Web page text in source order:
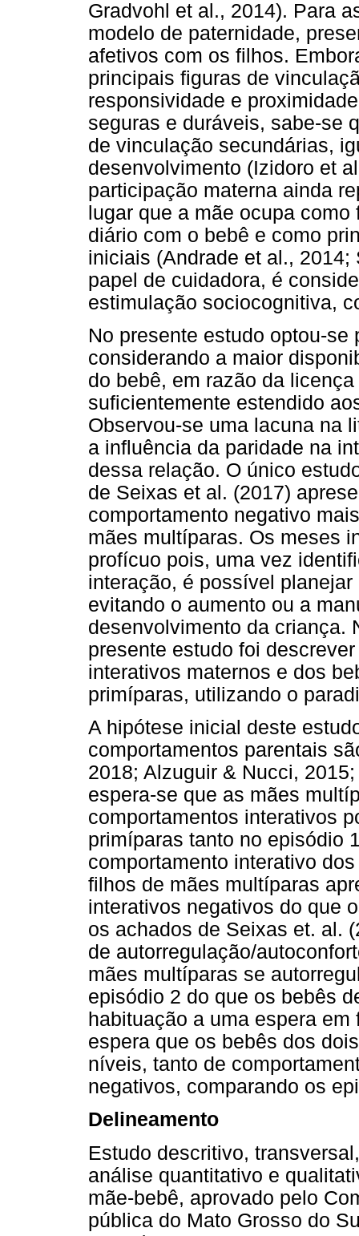
Gradvohl et al., 2014). Para
modelo de paternidade,
afetivos com os filhos.
principais figuras de
responsividade e
seguras e duráveis, sabe-se
de vinculação secundárias,
desenvolvimento (Izidoro et
participação materna ainda
lugar que a mãe ocupa
diário com o bebê e como
iniciais (Andrade et al.,
papel de cuidadora, é
estimulação sociocognitiva,
No presente estudo optou-
considerando a maior
do bebê, em razão da
suficientemente estendido
Observou-se uma lacuna na
a influência da paridade na
dessa relação. O único
de Seixas et al. (2017)
comportamento negativo
mães multíparas. Os meses
profícuo pois, uma vez
interação, é possível
evitando o aumento ou a
desenvolvimento da criança.
presente estudo foi
interativos maternos e dos
primíparas, utilizando o
A hipótese inicial deste
comportamentos parentais
2018; Alzuguir & Nucci,
espera-se que as mães
comportamentos interativos
primíparas tanto no episódio
comportamento interativo
filhos de mães multíparas
interativos negativos do que
os achados de Seixas et. al.
de autorregulação/
mães multíparas se
episódio 2 do que os bebês
habituação a uma espera
espera que os bebês dos
níveis, tanto de
negativos, comparando os
Delineamento
Estudo descritivo,
análise quantitativo e
mãe-bebê, aprovado pelo
pública do Mato Grosso do